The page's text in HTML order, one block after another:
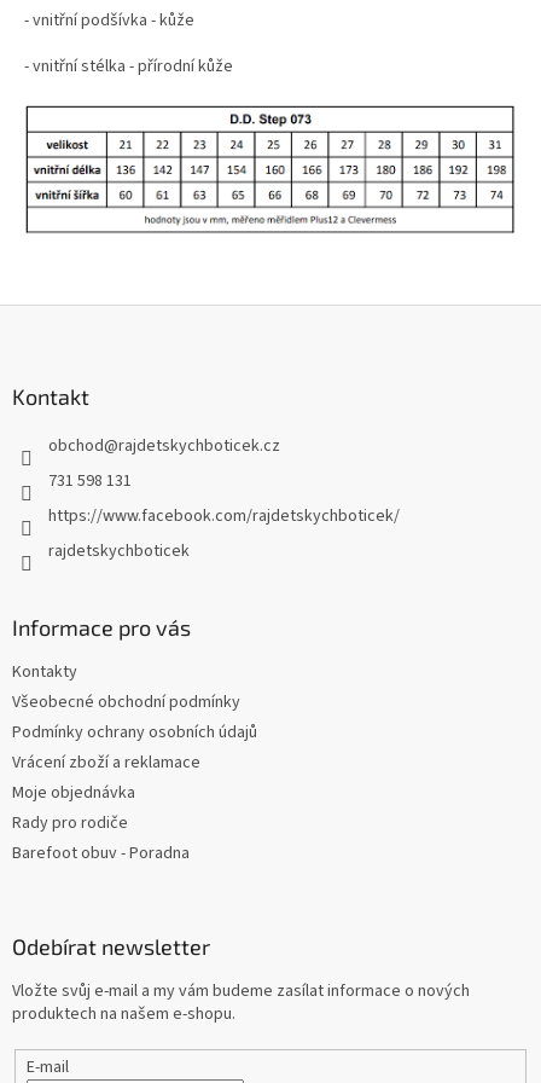
- vnitřní podšívka - kůže
- vnitřní stélka - přírodní kůže
Kontakt
obchod@rajdetskychboticek.cz
731 598 131
https://www.facebook.com/rajdetskychboticek/
rajdetskychboticek
Informace pro vás
Kontakty
Všeobecné obchodní podmínky
Podmínky ochrany osobních údajů
Vrácení zboží a reklamace
Moje objednávka
Rady pro rodiče
Barefoot obuv - Poradna
Odebírat newsletter
Vložte svůj e-mail a my vám budeme zasílat informace o nových
produktech na našem e-shopu.
E-mail